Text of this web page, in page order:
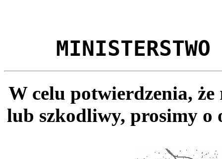
MINISTERSTWO
W celu potwierdzenia,
lub szkodliwy, prosimy o